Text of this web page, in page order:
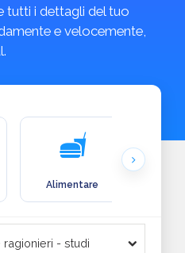
tutti i dettagli del tuo
e velocemente,
Alimentare